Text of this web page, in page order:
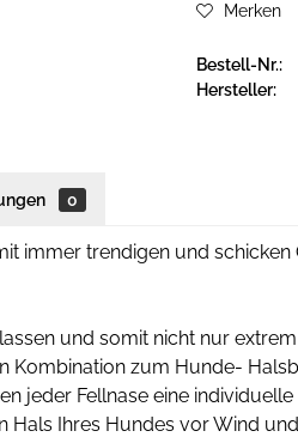
Merken
Bestell-Nr.:
Hersteller:
0
immer trendigen und
und somit nicht nur
Kombination zum Hunde-
jeder Fellnase eine
Hals Ihres Hundes vor Wind